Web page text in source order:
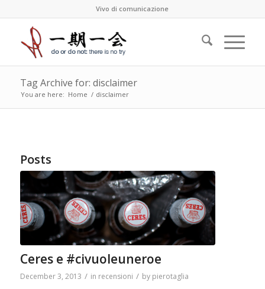
Vivo di comunicazione
Tag Archive for: disclaimer
You are here: Home / disclaimer
Posts
Ceres e #civuoleuneroe
December 3, 2013 / in recensioni / by pierotaglia